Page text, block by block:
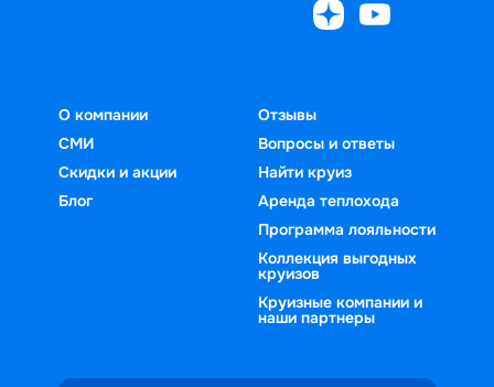
О компании
СМИ
Скидки и акции
Блог
Отзывы
Вопросы и ответы
Найти круиз
Аренда теплохода
Программа лояльности
Коллекция выгодных
круизов
Круизные компании и
наши партнеры